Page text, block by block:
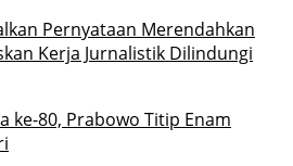
Pernyataan Merendahkan
Kerja Jurnalistik Dilindungi
ke-80, Prabowo Titip Enam